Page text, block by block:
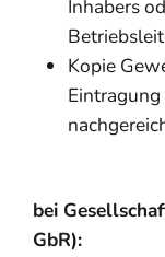
Inhabers
Kopie
bei Gesellscha
GbR):